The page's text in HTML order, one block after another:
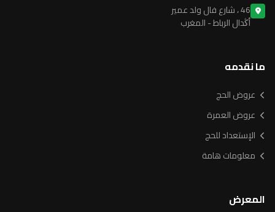
46 ، شارع فال ولد عمير
أڭدال الرباط - المغرب
ما نقدمه
عروض الحج
عروض العمرة
الإستعداد للحج
معلومات هامة
المعرض